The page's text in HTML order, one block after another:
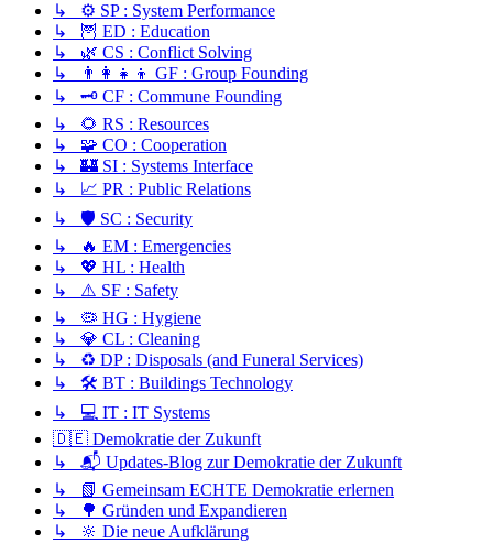
↳ ⚙️ SP : System Performance
↳ 🦉 ED : Education
↳ 🌿 CS : Conflict Solving
↳ 👨‍👩‍👧‍👦 GF : Group Founding
↳ 🗝️ CF : Commune Founding
↳ 🌻 RS : Resources
↳ 🧩 CO : Cooperation
↳ 🏰 SI : Systems Interface
↳ 📈 PR : Public Relations
↳ 🛡️ SC : Security
↳ 🔥 EM : Emergencies
↳ 💖 HL : Health
↳ ⚠️ SF : Safety
↳ 🦠 HG : Hygiene
↳ 💎 CL : Cleaning
↳ ♻️ DP : Disposals (and Funeral Services)
↳ 🛠️ BT : Buildings Technology
↳ 💻 IT : IT Systems
🇩🇪 Demokratie der Zukunft
↳ 📬 Updates-Blog zur Demokratie der Zukunft
↳ 📗 Gemeinsam ECHTE Demokratie erlernen
↳ 🌳 Gründen und Expandieren
↳ 🔆 Die neue Aufklärung